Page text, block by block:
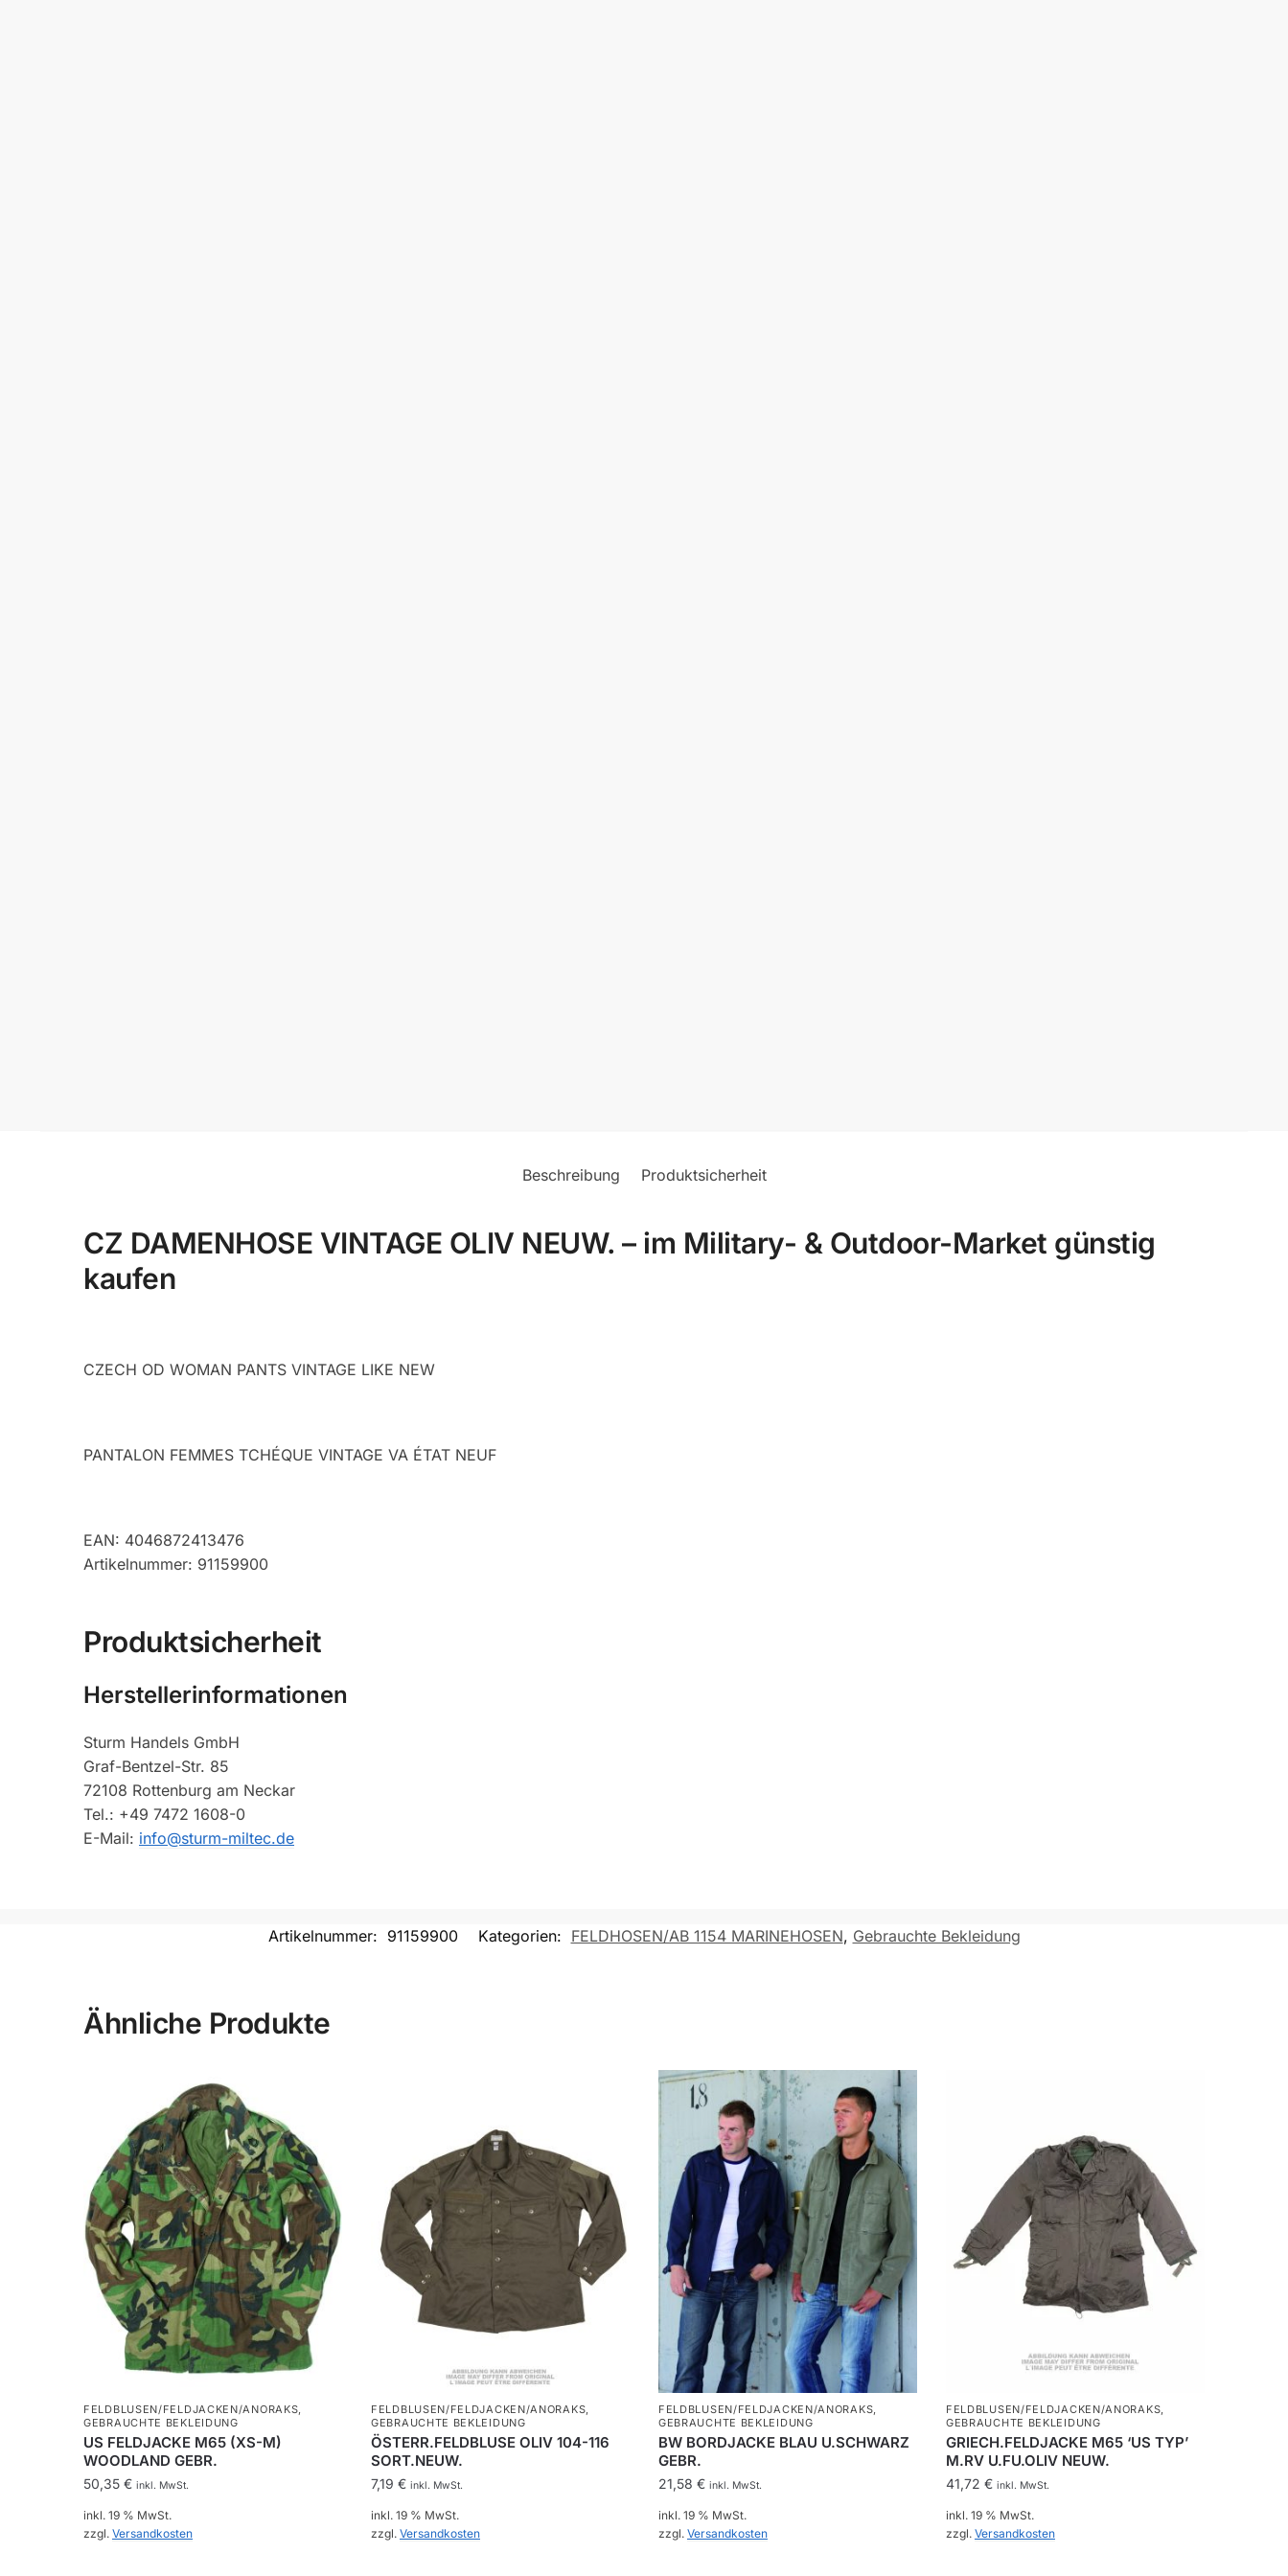
Beschreibung Produktsicherheit
CZ DAMENHOSE VINTAGE OLIV NEUW. – im Military- & Outdoor-Market günstig
kaufen
CZECH OD WOMAN PANTS VINTAGE LIKE NEW
PANTALON FEMMES TCHÉQUE VINTAGE VA ÉTAT NEUF
EAN: 4046872413476
Artikelnummer: 91159900
Produktsicherheit
Herstellerinformationen
Sturm Handels GmbH
Graf-Bentzel-Str. 85
72108 Rottenburg am Neckar
Tel.: +49 7472 1608-0
E-Mail: info@sturm-miltec.de
Artikelnummer: 91159900 Kategorien: FELDHOSEN/AB 1154 MARINEHOSEN, Gebrauchte Bekleidung
Ähnliche Produkte
FELDBLUSEN/FELDJACKEN/ANORAKS,
GEBRAUCHTE BEKLEIDUNG
US FELDJACKE M65 (XS-M)
WOODLAND GEBR.
50,35€ inkl. MwSt.
inkl. 19 % MwSt.
zzgl.Versandkosten
FELDBLUSEN/FELDJACKEN/ANORAKS,
GEBRAUCHTE BEKLEIDUNG
ÖSTERR.FELDBLUSE OLIV 104-116
SORT.NEUW.
7,19 € inkl. MwSt.
inkl. 19 % MwSt.
zzgl. Versandkosten
FELDBLUSEN/FELDJACKEN/ANORAKS,
GEBRAUCHTE BEKLEIDUNG
BW BORDJACKE BLAU U.SCHWARZ
GEBR.
21,58 € inkl. MwSt.
inkl. 19 % MwSt.
zzgl. Versandkosten
FELDBLUSEN/FELDJACKEN/ANORAKS,
GEBRAUCHTE BEKLEIDUNG
GRIECH.FELDJACKE M65 ‘US TYP’
M.RV U.FU.OLIV NEUW.
41,72 € inkl. MwSt.
inkl. 19 % MwSt.
zzgl. Versandkosten